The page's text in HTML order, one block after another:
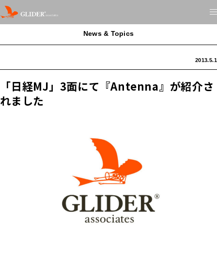
News & Topics
2013.5.1
「日経MJ」3面にて『Antenna』が紹介さ
れました